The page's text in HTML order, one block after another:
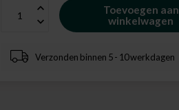
Toevoegen aan
winkelwagen
Verzonden binnen 5 - 10 werkdagen